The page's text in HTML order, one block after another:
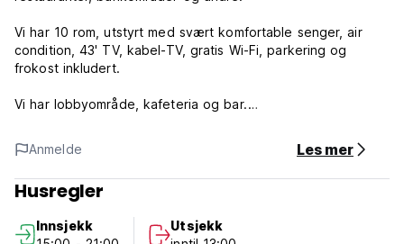
Vi har 10 rom, utstyrt med svært komfortable senger, air
condition, 43' TV, kabel-TV, gratis Wi-Fi, parkering og
frokost inkludert.
Vi har lobbyområde, kafeteria og bar.
Hotel Valle sentrale retningslinjer og betingelser:
Avbestillingsregler: 1 dager før ankomst. Ved sen
avbestilling eller manglende oppmøte, vil du bli belastet for
Anmelde Les mer
Husregler
Innsjekk
Utsjekk